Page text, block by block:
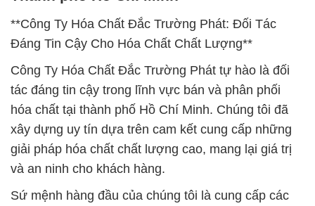
**Công Ty Hóa Chất Đắc Trường Phát: Đối Tác
Đáng Tin Cậy Cho Hóa Chất Chất Lượng**
Công Ty Hóa Chất Đắc Trường Phát tự hào là đối
tác đáng tin cậy trong lĩnh vực bán và phân phối
hóa chất tại thành phố Hồ Chí Minh. Chúng tôi đã
xây dựng uy tín dựa trên cam kết cung cấp những
giải pháp hóa chất chất lượng cao, mang lại giá trị
và an ninh cho khách hàng.
Sứ mệnh hàng đầu của chúng tôi là cung cấp các